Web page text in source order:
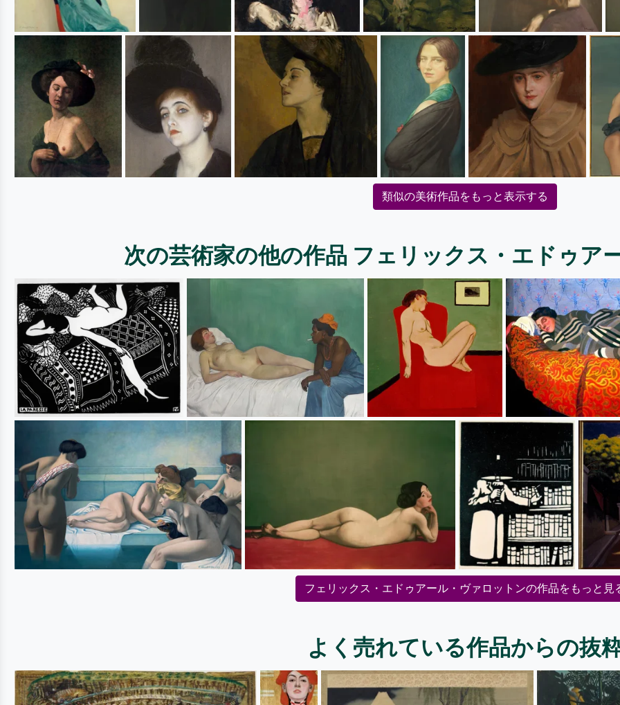
類似の美術作品をもっと表示する
次の芸術家の他の作品 フェリックス・エドゥア
フェリックス・エドゥアール・ヴァロットンの作品をもっと見
よく売れている作品からの抜